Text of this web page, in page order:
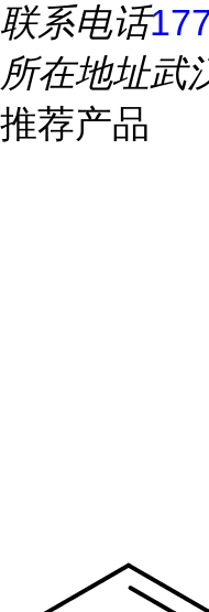
联系电话
所在地址武
推荐产品